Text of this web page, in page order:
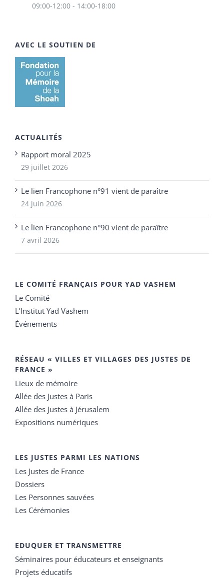
09:00-12:00 - 14:00-18:00
AVEC LE SOUTIEN DE
ACTUALITÉS
Rapport moral 2025
29 juillet 2026
Le lien Francophone n°91 vient de paraître
24 juin 2026
Le lien Francophone n°90 vient de paraître
7 avril 2026
LE COMITÉ FRANÇAIS POUR YAD VASHEM
Le Comité
L’Institut Yad Vashem
Événements
RÉSEAU « VILLES ET VILLAGES DES JUSTES DE
FRANCE »
Lieux de mémoire
Allée des Justes à Paris
Allée des Justes à Jérusalem
Expositions numériques
LES JUSTES PARMI LES NATIONS
Les Justes de France
Dossiers
Les Personnes sauvées
Les Cérémonies
EDUQUER ET TRANSMETTRE
Séminaires pour éducateurs et enseignants
Projets éducatifs